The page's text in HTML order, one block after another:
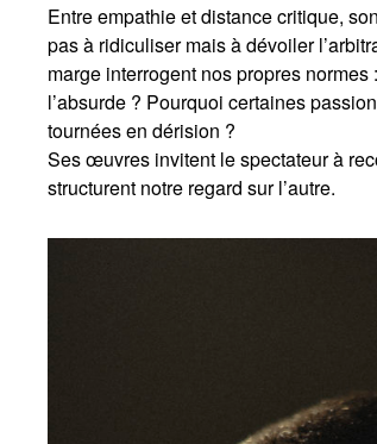
Entre empathie et distance critique,
pas à ridiculiser mais à dévoiler
marge interrogent nos propres
l’absurde ? Pourquoi certaines
tournées en dérision ?
Ses œuvres invitent le spectateur à
structurent notre regard sur l’autre.